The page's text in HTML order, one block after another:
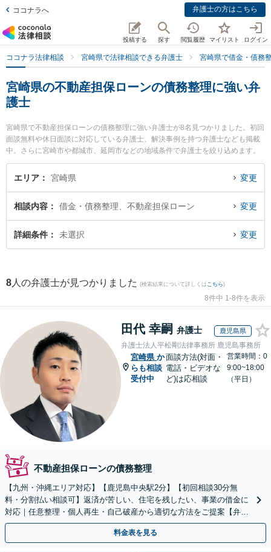
ココナラへ 弁護士の方はこちら
投稿する 探す 閲覧履歴 マイリスト ログイン
ココナラ法律相談 宮崎県で法律相談できる弁護士 宮崎県で借金・債務
宮崎県の不動産担保ローンの債務整理に強い弁
護士
宮崎県で不動産担保ローンの債務整理に強い弁護士が8名見つかりました。初回
面談無料や休日面談に対応している弁護士、解決事例を持つ弁護士なども掲載
中。さらに宮崎市や都城市、延岡市などの地域条件で弁護士を絞り込めます。
借金・債務整理に関係する消費者金融の債務整理やクレジット会社の債務整
理、リボ払いの債務整理等の細かな分野での絞り込み検索もでき便利です。特
強みなどが注目されています。『宮崎県で土日や夜間に発生した不動産担保ロ
ーンの債務整理のトラブルを今すぐに弁護士に相談したい』『不動産担保ロー
ンの債務整理のトラブル解決の実績豊富な近くの弁護士を検索したい』『初回
エリア 宮崎県 変更
相談内容 借金・債務整理、不動産担保ローン 変更
詳細条件 未選択 変更
8 人の弁護士が見つかりました (検索結果について詳しくは こちら)
8件中 1-8件を表示
田代 幸嗣 弁護士 鹿児島県
弁護士法人平松剛法律事務所 鹿児島事務所
宮崎県 か
らも相談
受付中
面談方法(対面・
電話・ビデオな
ど)は応相談
営業時間：0
9:00~18:00
（平日）
不動産担保ローンの債務整理
【九州・沖縄エリア対応】【鹿児島中央駅2分】【初回相談30分無
料・分割払い相談可】返済が苦しい、住宅を残したい、事業の借金に
対応｜任意整理・個人再生・自己破産から適切な方法をご提案【弁護
士歴10年以上】
料金表を見る